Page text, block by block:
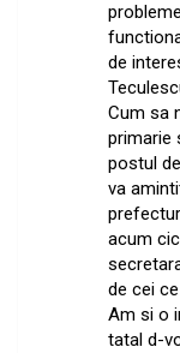
de
Cum sa
primarie
postul
va
acum
de cei
Am si o
tatal d-